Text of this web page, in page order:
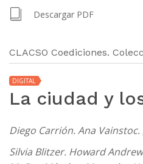
Descargar PDF
CLACSO Coediciones.
DIGITAL
La ciudad y
Diego Carrión. Ana
Silvia Blitzer. Howard